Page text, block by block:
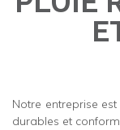
Notre entreprise
durables et